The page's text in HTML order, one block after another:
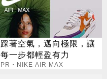
踩著空氣，邁向極限，讓
每一步都輕盈有力
PR・NIKE AIR MAX